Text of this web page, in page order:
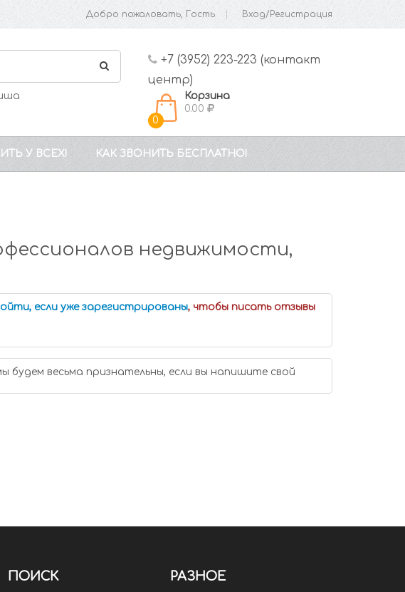
Добро пожаловать, Гость Вход/Регистрация
+7 (3952) 223-223 (контакт
центр)
0
Корзина
0.00
У ВСЕХ! КАК ЗВОНИТЬ БЕСПЛАТНО!
недвижимости,
если уже зарегистрированы, чтобы писать отзывы
весьма признательны, если вы напишите свой
ПОИСК РАЗНОЕ